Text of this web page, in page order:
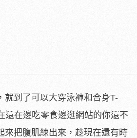
就到了可以大穿泳褲和合身T-
還在邊吃零食邊逛網站的你還不
來把腹肌練出來，趁現在還有時